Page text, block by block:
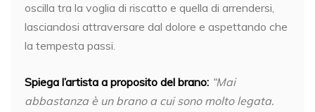
oscilla tra la voglia di riscatto e quella di arrendersi,
lasciandosi attraversare dal dolore e aspettando che
la tempesta passi.
Spiega l’artista a proposito del brano: “Mai
abbastanza è un brano a cui sono molto legata.